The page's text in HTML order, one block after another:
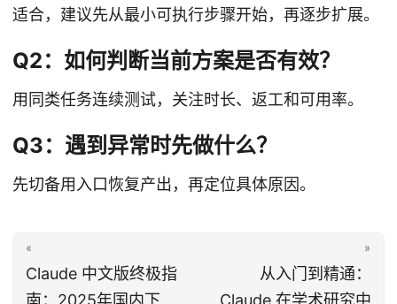
适合，建议先从最小可执行步骤开始，再逐步扩展。
Q2：如何判断当前方案是否有效？
用同类任务连续测试，关注时长、返工和可用率。
Q3：遇到异常时先做什么？
先切备用入口恢复产出，再定位具体原因。
«
Claude 中文版终极指
»
从入门到精通：